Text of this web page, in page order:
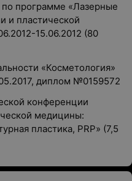
программе «Лазерные
и пластической
15.06.2012 (80
«Косметология»
диплом №0159572
конференции
медицины:
пластика, PRP» (7,5